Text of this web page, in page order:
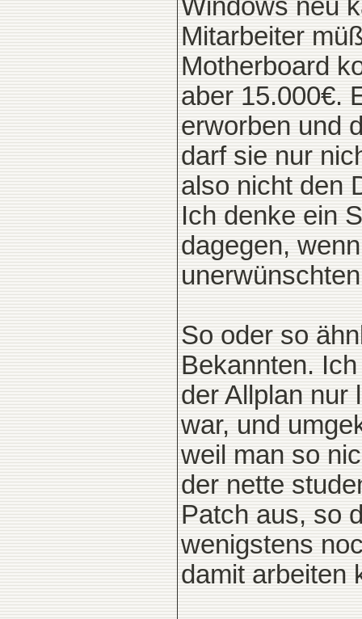
Windows neu
Mitarbeiter
Motherboard
aber 15.000€.
erworben und
darf sie nur
also nicht den
Ich denke ein
dagegen,
So oder so
Bekannten.
der Allplan nur
war, und
weil man so
der nette
Patch aus, so
wenigstens
damit arbeiten